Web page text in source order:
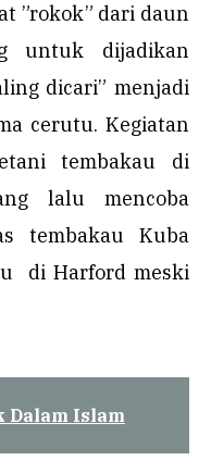
”rokok” dari daun
untuk dijadikan
dicari” menjadi
cerutu. Kegiatan
tembakau di
lalu mencoba
tembakau Kuba
di Harford meski
Dalam Islam